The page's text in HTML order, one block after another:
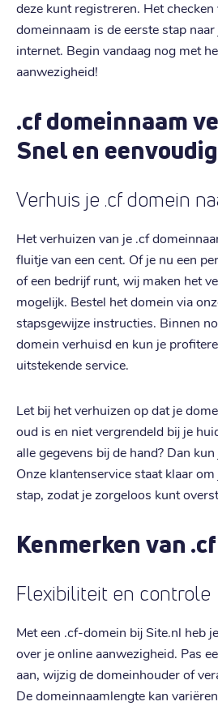
deze kunt registreren. Het checken
domeinnaam is de eerste stap
internet. Begin vandaag nog met
aanwezigheid!
.cf domeinnaam
Snel en eenvoudig
Verhuis je .cf domein
Het verhuizen van je .cf
fluitje van een cent. Of je nu een
of een bedrijf runt, wij maken het
mogelijk. Bestel het domein via
stapsgewijze instructies. Binnen
domein verhuisd en kun je
uitstekende service.
Let bij het verhuizen op dat je
oud is en niet vergrendeld bij je
alle gegevens bij de hand? Dan
Onze klantenservice staat klaar
stap, zodat je zorgeloos kunt
Kenmerken van
Flexibiliteit en controle
Met een .cf-domein bij Site.nl heb
over je online aanwezigheid. Pas
aan, wijzig de domeinhouder of
De domeinnaamlengte kan